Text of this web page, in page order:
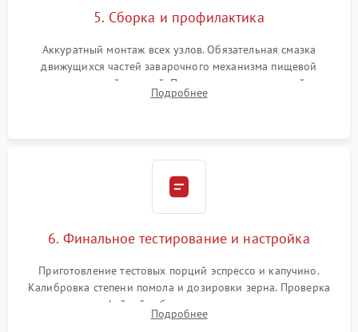
5. Сборка и профилактика
Аккуратный монтаж всех узлов. Обязательная смазка
движущихся частей заварочного механизма пищевой
силиконовой смазкой. Проведение программной
декальцинации и очистки системы от кофейных масел.
Подробнее
6. Финальное тестирование и настройка
Приготовление тестовых порций эспрессо и капучино.
Калибровка степени помола и дозировки зерна. Проверка
плотности кофейной таблетки, температуры напитка и
качества молочной пены. Контроль отсутствия посторонних
Подробнее